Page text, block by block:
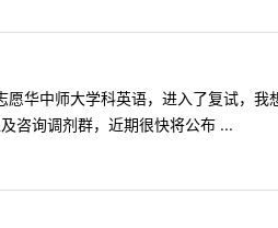
中师大学科英语，进入了复试，我
咨询调剂群，近期很快将公布 ...